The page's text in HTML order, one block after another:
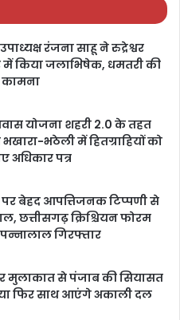
रंजना साहू ने रुद्रेश्वर
में किया जलाभिषेक, धमतरी की
योजना शहरी 2.0 के तहत
भठेली में हितग्राहियों को
अधिकार पत्र
बेहद आपत्तिजनक टिप्पणी से
छत्तीसगढ़ क्रिश्चियन फोरम
गिरफ्तार
मुलाकात से पंजाब की सियासत
फिर साथ आएंगे अकाली दल